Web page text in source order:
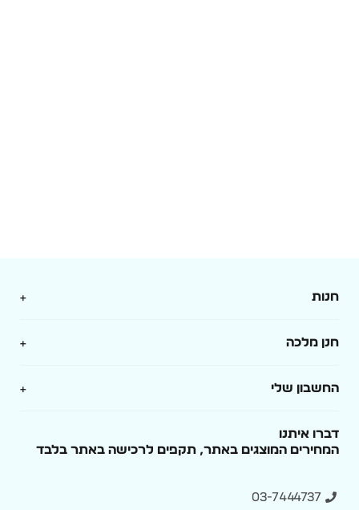
חנות
מארזים
סובלימציה
חנן מלכה
אודות
מדיניות משלוחים והחזרות
מדיניות פרטיות
החשבון שלי
התחברות / הרשמה
ההזמנות שלי
דברו איתנו
המחירים המוצגים באתר, תקפים לרכישה באתר בלבד
03-7444737